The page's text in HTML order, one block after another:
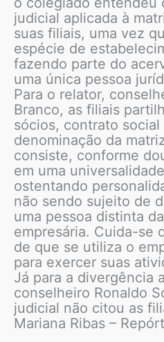
judicial aplicada à
suas filiais, uma vez
espécie de
fazendo parte do
uma única pessoa
Para o relator,
Branco, as filiais
sócios, contrato social
denominação da
consiste, conforme
em uma
ostentando
não sendo sujeito de
uma pessoa distinta
empresária. Cuida-se
de que se utiliza o
para exercer suas
Já para a divergência
conselheiro Ronaldo
judicial não citou as
Mariana Ribas –